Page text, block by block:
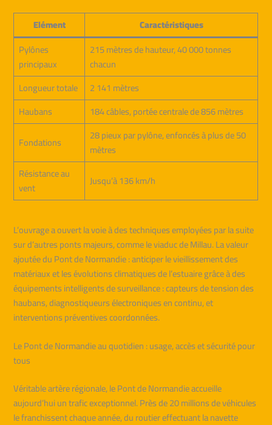
Elément
Caractéristiques
Pylônes
principaux
215 mètres de hauteur, 40 000 tonnes
chacun
Longueur totale
2 141 mètres
Haubans
184 câbles, portée centrale de 856 mètres
Fondations
28 pieux par pylône, enfoncés à plus de 50
mètres
Résistance au
vent
Jusqu’à 136 km/h
L’ouvrage a ouvert la voie à des techniques employées par la suite
sur d’autres ponts majeurs, comme le viaduc de Millau. La valeur
ajoutée du Pont de Normandie : anticiper le vieillissement des
matériaux et les évolutions climatiques de l’estuaire grâce à des
équipements intelligents de surveillance : capteurs de tension des
haubans, diagnostiqueurs électroniques en continu, et
interventions préventives coordonnées.
Le Pont de Normandie au quotidien : usage, accès et sécurité pour
tous
Véritable artère régionale, le Pont de Normandie accueille
aujourd’hui un trafic exceptionnel. Près de 20 millions de véhicules
le franchissent chaque année, du routier effectuant la navette